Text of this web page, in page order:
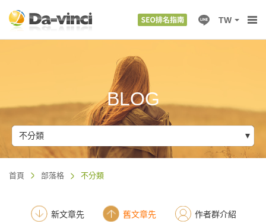
TW
BLOG
不分類
首頁 部落格 不分類
新文章先 舊文章先 作者群介紹